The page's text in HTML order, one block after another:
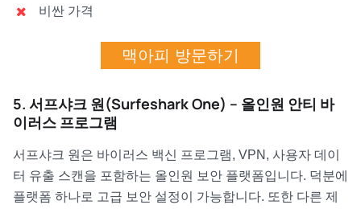
비싼 가격
맥아피 방문하기
5. 서프샤크 원(Surfeshark One) – 올인원 안티 바
이러스 프로그램
서프샤크 원은 바이러스 백신 프로그램, VPN, 사용자 데이
터 유출 스캔을 포함하는 올인원 보안 플랫폼입니다. 덕분에
플랫폼 하나로 고급 보안 설정이 가능합니다. 또한 다른 제